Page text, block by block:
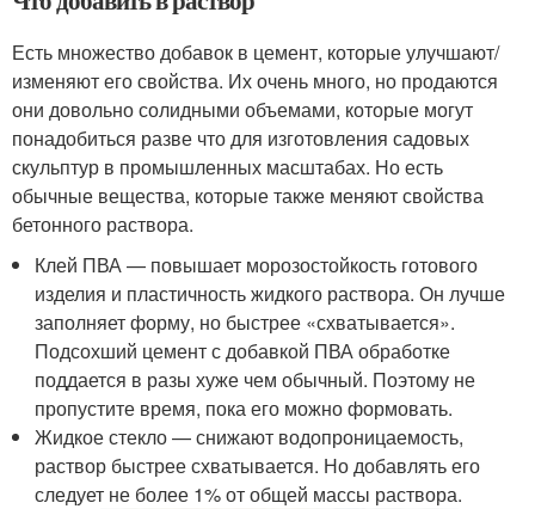
Есть множество добавок в цемент, которые улучшают/
изменяют его свойства. Их очень много, но продаются
они довольно солидными объемами, которые могут
понадобиться разве что для изготовления садовых
скульптур в промышленных масштабах. Но есть
обычные вещества, которые также меняют свойства
бетонного раствора.
Клей ПВА — повышает морозостойкость готового
изделия и пластичность жидкого раствора. Он лучше
заполняет форму, но быстрее «схватывается».
Подсохший цемент с добавкой ПВА обработке
поддается в разы хуже чем обычный. Поэтому не
пропустите время, пока его можно формовать.
Жидкое стекло — снижают водопроницаемость,
раствор быстрее схватывается. Но добавлять его
следует не более 1% от общей массы раствора.